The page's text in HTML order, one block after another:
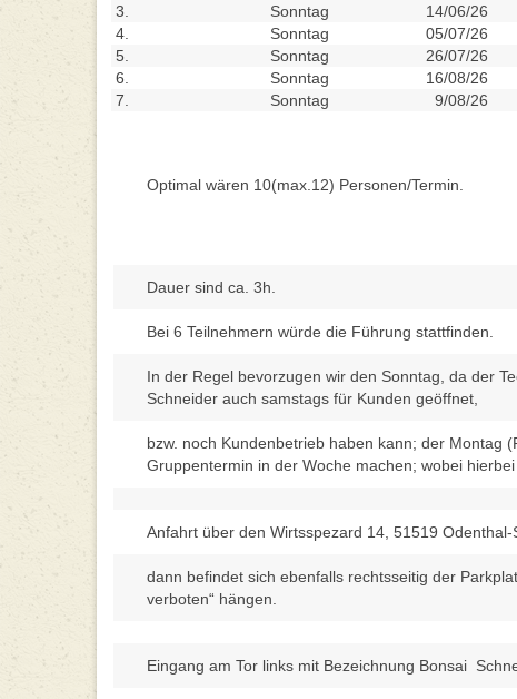
3.
Sonntag 14/06/26
4.
Sonntag 05/07/26
5.
Sonntag 26/07/26
6.
Sonntag 16/08/26
7.
Sonntag 9/08/26
Optimal wären 10(max.12) Personen/Termin.
Dauer sind ca. 3h.
Bei 6 Teilnehmern würde die Führung stattfinden.
In der Regel bevorzugen wir den Sonntag, da der
Schneider auch samstags für Kunden geöffnet,
bzw. noch Kundenbetrieb haben kann; der Montag
Gruppentermin in der Woche machen; wobei
Anfahrt über den Wirtsspezard 14, 51519
dann befindet sich ebenfalls rechtsseitig der
verboten“ hängen.
Eingang am Tor links mit Bezeichnung Bonsai